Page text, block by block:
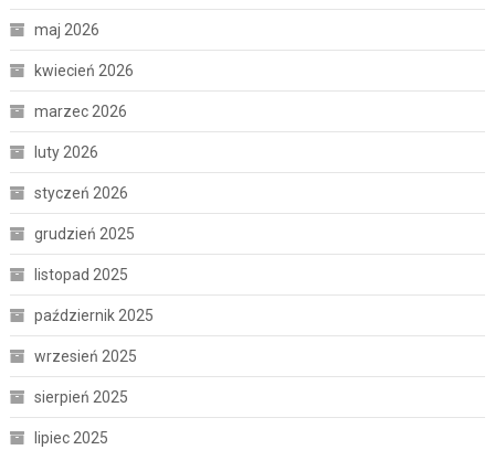
maj 2026
kwiecień 2026
marzec 2026
luty 2026
styczeń 2026
grudzień 2025
listopad 2025
październik 2025
wrzesień 2025
sierpień 2025
lipiec 2025